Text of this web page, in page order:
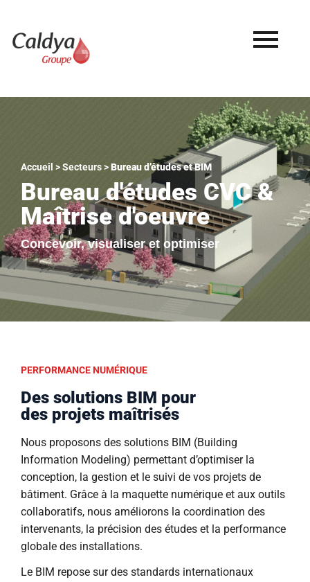
Aller
Accueil >Secteurs>Bureau d’études et BIM
Bureau d'études CVC &
Maîtrise d'oeuvre
Concevoir, visualiser et optimiser
PERFORMANCE NUMÉRIQUE
Des solutions BIM pour
des projets maîtrisés
Nous proposons des solutions BIM (Building
Information Modeling) permettant d’optimiser la
conception, la gestion et le suivi de vos projets de
bâtiment. Grâce à la maquette numérique et aux outils
collaboratifs, nous améliorons la coordination des
intervenants, la précision des études et la performance
globale des installations.
Le BIM repose sur des standards internationaux